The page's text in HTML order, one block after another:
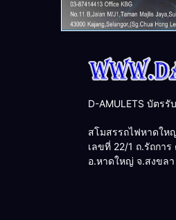
D-AMULETS บัตรรั
สโมสรรถไฟหาดให
เลขที่ 22/1 ถ.รัถกา
อ.หาดใหญ่ จ.สงขลา